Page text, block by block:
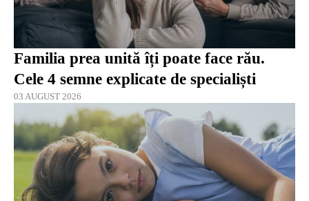
Familia prea unită îți poate face rău.
Cele 4 semne explicate de specialiști
03 AUGUST 2026